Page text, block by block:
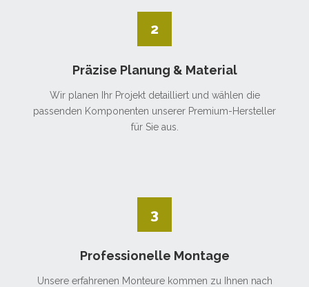
2
Präzise Planung & Material
Wir planen Ihr Projekt detailliert und wählen die
passenden Komponenten unserer Premium-Hersteller
für Sie aus.
3
Professionelle Montage
Unsere erfahrenen Monteure kommen zu Ihnen nach